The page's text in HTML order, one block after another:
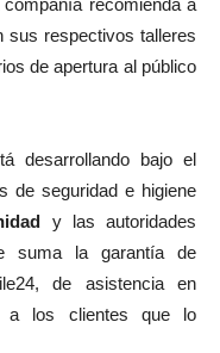
recomienda a
sus respectivos talleres
de apertura al público
desarrollando bajo el
de seguridad e higiene
y las autoridades
suma la garantía de
de asistencia en
a los clientes que lo